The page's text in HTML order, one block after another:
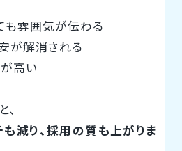
も雰囲気が伝わる
が解消される
高い
、
減り、採用の質も上がりま